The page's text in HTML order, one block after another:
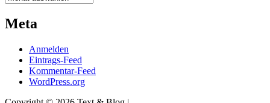
Meta
Anmelden
Eintrags-Feed
Kommentar-Feed
WordPress.org